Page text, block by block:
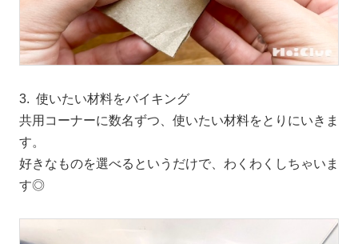
3. 使いたい材料をバイキング
共用コーナーに数名ずつ、使いたい材料をとりにいきま
す。
好きなものを選べるというだけで、わくわくしちゃいま
す◎